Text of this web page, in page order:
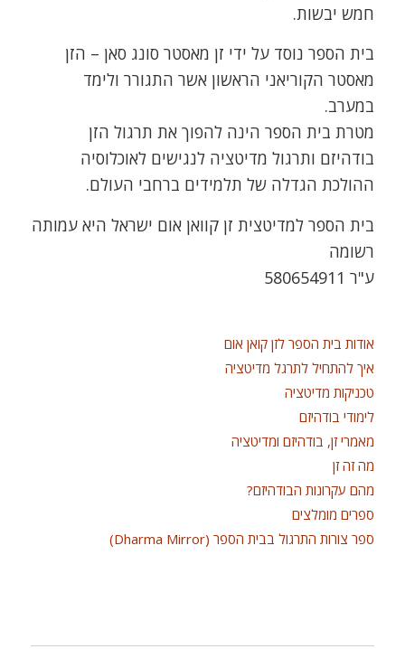
חמש יבשות.
בית הספר נוסד על ידי זן מאסטר סונג סאן – הזן
מאסטר הקוריאני הראשון אשר התגורר ולימד
במערב.
מטרת בית הספר הינה להפוך את תרגול הזן
בודהיזם ותרגול מדיטציה לנגישים לאוכלוסיה
ההולכת הגדלה של תלמידים ברחבי העולם.
בית הספר למדיטצית זן קוואן אום ישראל היא עמותה
רשומה
ע"ר 580654911
אודות בית הספר לזן קואן אום
איך להתחיל לתרגל מדיטציה
טכניקות מדיטציה
לימודי בודהיזם
מאמרי זן, בודהיזם ומדיטציה
מה זה זן
מהם עקרונות הבודהיזם?
ספרים מומלצים
ספר צורות התרגול בבית הספר (Dharma Mirror)